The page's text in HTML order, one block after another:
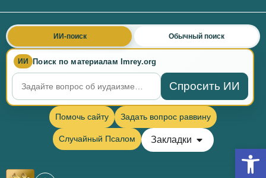
ИИ Поиск по материалам Imrey.org
Спросить ИИ
ИИ-поиск Обычный поиск
Помочь сайту Задать вопрос раввину
Случайный Псалом Закладки